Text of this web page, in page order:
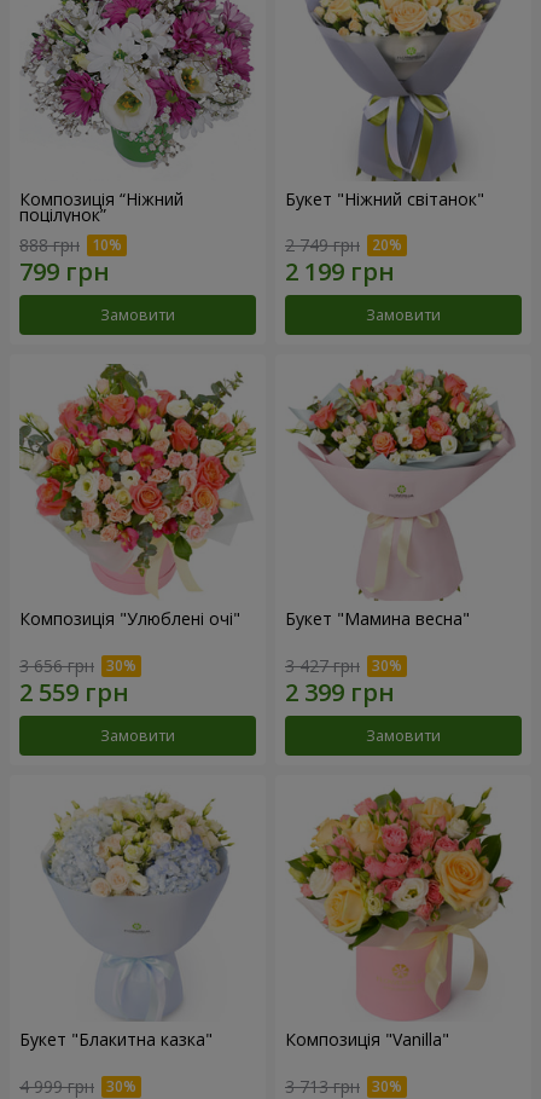
Композиція “Ніжний
поцілунок”
888 грн
Замовити
Букет "Ніжний світанок"
2 749 грн
Замовити
Композиція "Улюблені очі"
3 656 грн
Замовити
Букет "Мамина весна"
3 427 грн
Замовити
Букет "Блакитна казка"
4 999 грн
Композиція "Vanilla"
3 713 грн